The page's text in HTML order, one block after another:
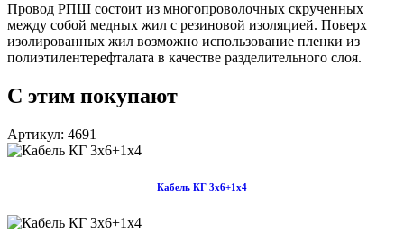
Провод РПШ состоит из многопроволочных скрученных
между собой медных жил с резиновой изоляцией. Поверх
изолированных жил возможно использование пленки из
полиэтилентерефталата в качестве разделительного слоя.
С этим покупают
Артикул: 4691
Кабель КГ 3х6+1х4